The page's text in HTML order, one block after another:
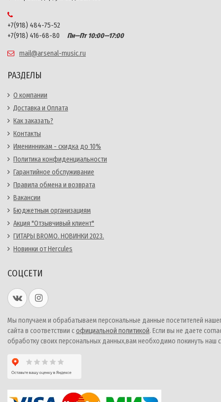
+7(918) 484-75-52
+7(918) 416-68-80
Пн—Пт 10:00—17:00
mail@arsenal-music.ru
РАЗДЕЛЫ
О компании
Доставка и Оплата
Как заказать?
Контакты
Именинникам - скидка до 10%
Политика конфиденциальности
Гарантийное обслуживание
Правила обмена и возврата
Вакансии
Бюджетным организациям
Акция "Отзывчивый клиент"
ГИТАРЫ BROMO. НОВИНКИ 2023.
Новинки от Hercules
СОЦСЕТИ
Мы получаем и обрабатываем персональные данные посетителей
сайта в соответствии софициальной политикой. Если вы не даете
обработку своих персональных данных,вам необходимо покинуть наш